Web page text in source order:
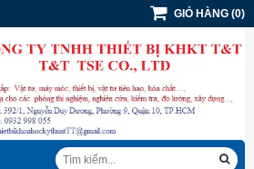
GIỎ HÀNG (0)